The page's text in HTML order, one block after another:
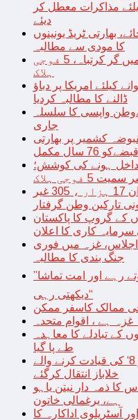
مذاکرات معطل کر
دیئے
بھارتی ٹریڈ یونینوں
کا مودی سے مطالبہ
امریکی جنگی طیارہ بحیرہ روم میں گر کرتباہ، 5 فوجی
ہلاک
کیلئے امریکا پر دباؤ
ڈالنے کا مطالبہ کردیا
واپسی کا سلسلہ
جاری
کشمیر پر بھارتی
76 سال مکمل
داخل ہونے کی کوشش؛
5 فوجی ہلاک
سعودی عرب ، ایک ہفتے کے دوران 17 ہزار ، 305 غیر
تارکین وطن گرفتار
کے گروپ کا پاکستان
غزہ میں فوری
جنگ بندی کا مطالبہ
’’یا رسول اللہﷺ! ہمارے ٹکڑے ہوتے رہے اور امت تماشا
دیکھتی رہی‘‘
ہے ، اقوام متحدہ
کے تبادلے کا معاہدہ
طے پا گیا
چاند کے پہلے انسانی مشن ’اپولو 8‘ کی قیادت کرنے والے
خلاباز انتقال کرگئے
کا ذمہ دار نیتن یاہو
ہے، یرغمالی خاتون
آسٹریلوی اداکارہ کا